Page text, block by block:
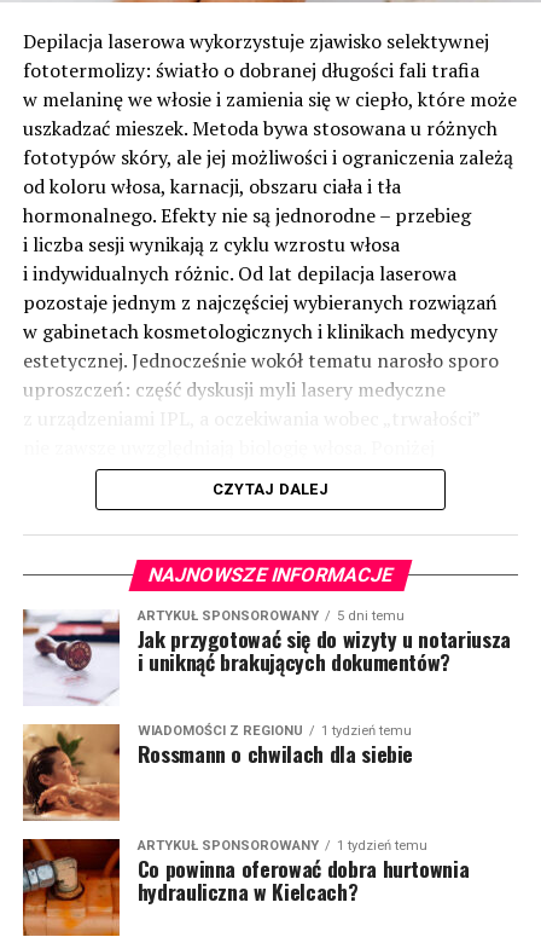
Depilacja laserowa wykorzystuje zjawisko selektywnej
fototermolizy: światło o dobranej długości fali trafia
w melaninę we włosie i zamienia się w ciepło, które może
uszkadzać mieszek. Metoda bywa stosowana u różnych
fototypów skóry, ale jej możliwości i ograniczenia zależą
od koloru włosa, karnacji, obszaru ciała i tła
hormonalnego. Efekty nie są jednorodne – przebieg
i liczba sesji wynikają z cyklu wzrostu włosa
i indywidualnych różnic. Od lat depilacja laserowa
pozostaje jednym z najczęściej wybieranych rozwiązań
w gabinetach kosmetologicznych i klinikach medycyny
estetycznej. Jednocześnie wokół tematu narosło sporo
uproszczeń: część dyskusji myli lasery medyczne
uporządkowano najważniejsze informacje: jak działa
technologia, kiedy ma uzasadnienie i o czym pamiętać
w praktyce.(więcej…)
CZYTAJ DALEJ
NAJNOWSZE INFORMACJE
ARTYKUŁ SPONSOROWANY 5 dni temu
Jak przygotować się do wizyty u notariusza
i uniknąć brakujących dokumentów?
WIADOMOŚCI Z REGIONU 1 tydzień temu
Rossmann o chwilach dla siebie
ARTYKUŁ SPONSOROWANY 1 tydzień temu
Co powinna oferować dobra hurtownia
hydrauliczna w Kielcach?